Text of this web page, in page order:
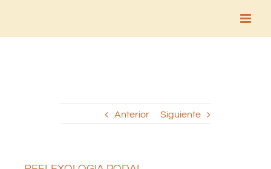
Anterior Siguiente